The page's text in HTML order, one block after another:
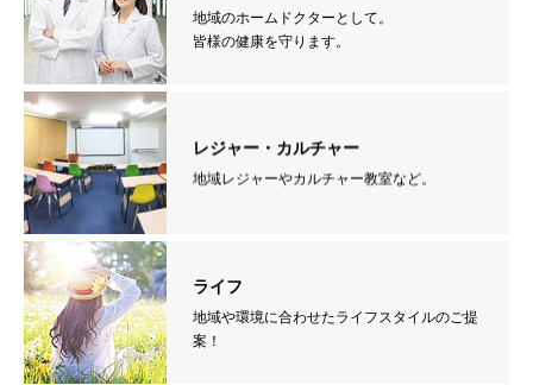
地域のホームドクターとして。
皆様の健康を守ります。
レジャー・カルチャー
地域レジャーやカルチャー教室など。
ライフ
地域や環境に合わせたライフスタイルのご提
案！